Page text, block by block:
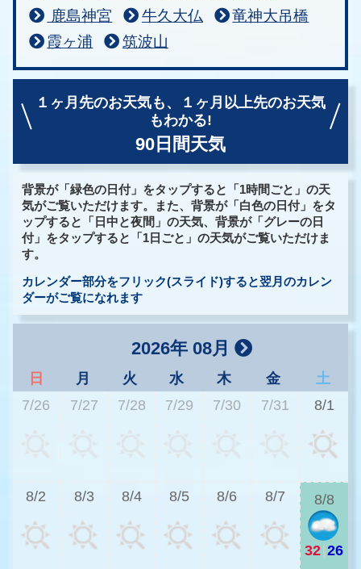
鹿島神宮
牛久大仏
竜神大吊橋
霞ヶ浦
筑波山
１ヶ月先のお天気も、
１ヶ月以上先のお天気
もわかる!
90日間天気
背景が「緑色の日付」をタップすると「1時間ごと」の天
気がご覧いただけます。また、背景が「白色の日付」をタ
ップすると「日中と夜間」の天気、背景が「グレーの日
付」をタップすると「1日ごと」の天気がご覧いただけま
す。
カレンダー部分をフリック(スライド)すると翌月のカレン
ダーがご覧になれます
2026年 08月
日 月 火 水 木 金
土
7/26
7/27 7/28 7/29 7/30 7/31 8/1
8/2 8/3 8/4 8/5 8/6 8/7 8/8
32 26